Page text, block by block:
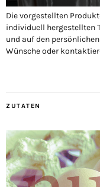
Die vorgestellten
individuell hergestellten
und auf den
Wünsche oder
ZUTATEN